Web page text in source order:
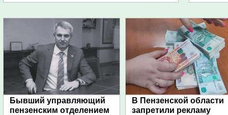
Бывший управляющий
пензенским отделением
В Пензенской области
запретили рекламу